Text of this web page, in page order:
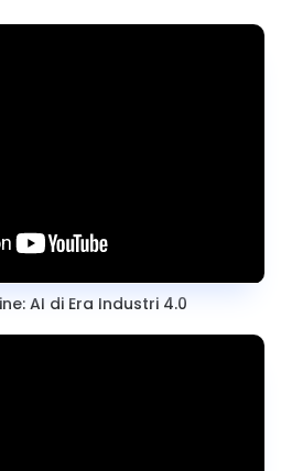
AI di Era Industri 4.0